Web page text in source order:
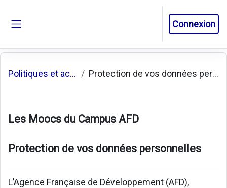
Connexion
Politiques et accords Protection de vos données personnelles
Les Moocs du Campus AFD
Protection de vos données personnelles
L’Agence Française de Développement (AFD),